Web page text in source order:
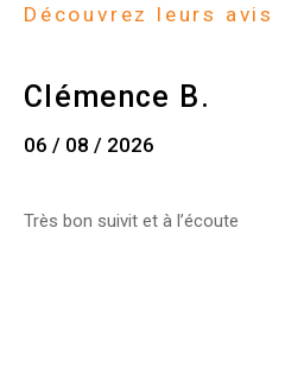
Découvrez leurs avis
Clémence B.
06 / 08 / 2026
Très bon suivit et à l’écoute